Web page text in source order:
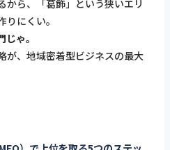
から、「葛飾」という狭いエリ
にくい。
ゃ。
が、地域密着型ビジネスの最大